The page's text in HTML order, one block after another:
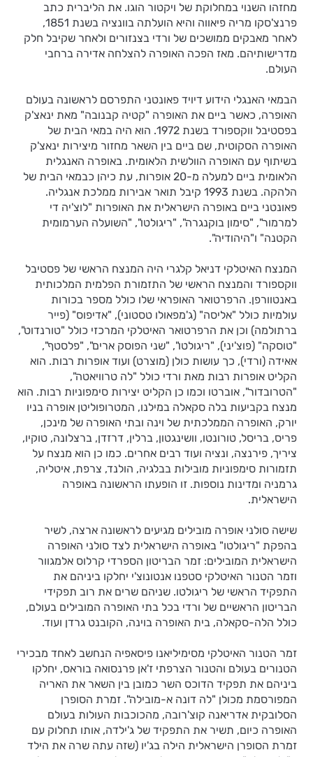
מחזהו השנוי במחלוקת של ויקטור הוגו. את הליברית כתב
פרנצ'סקו מריה פיאווה והיא הועלתה בוונציה בשנת 1851,
לאחר מאבקים ממושכים של ורדי בצנזורים ולאחר שקיבל חלק
מדרישותיהם. מאז הפכה האופרה להצלחה אדירה ברחבי
העולם.
הבמאי האנגלי הידוע דיויד פאונטני התפרסם לראשונה בעולם
האופרה, כאשר ביים את האופרה "קטיה קבנובה" מאת ינאצ'ק
בפסטיבל ווקספורד בשנת 1972. הוא היה במאי הבית של
האופרה הסקוטית, שם ביים בין השאר מחזור מיצירות ינאצ'ק
בשיתוף עם האופרה הוולשית הלאומית. באופרה האנגלית
הלאומית ביים למעלה מ-20 אופרות, עת כיהן כבמאי הבית של
הלהקה. בשנת 1993 קיבל תואר אבירות ממלכת אנגליה.
פאונטני ביים באופרה הישראלית את האופרות "לוצ'יה די
למרמור", "סימון בוקנגרה", "ריגולטו", "השועלה הערמומית
הקטנה" ו"היהודיה".
המנצח האיטלקי דניאל קלגרי היה המנצח הראשי של פסטיבל
ווקספורד והמנצח הראשי של התזמורת הפלמית המלכותית
באנטוורפן. הרפרטואר האופראי שלו כולל מספר בכורות
עולמיות כולל "אליסה" (ג'מפאולו טסטוני), "אדיפוס" (פייר
ברתולמה) וכן את הרפרטואר האיטלקי המרכזי כולל "טורנדוט",
"טוסקה" (פוצ'יני), "ריגולטו", "שני הפוסק ארים", "פלסטף",
אאידה (ורדי), כך עושות כולן (מוצרט) ועוד אופרות רבות. הוא
הקליט אופרות רבות מאת ורדי כולל "לה טרוויאטה",
"הטרובדור", אוברטו וכמו כן הקליט יצירות סימפוניות רבות. הוא
מנצח בקביעות בלה סקאלה במילנו, המטרופוליטן אופרה בניו
יורק, האופרה הממלכתית של וינה ובתי האופרה של מינכן,
פריס, בריסל, טורונטו, וושינגטון, ברלין, דרזדן, ברצלונה, טוקיו,
ציריך, פירנצה, ונציה ועוד רבים אחרים. כמו כן הוא מנצח על
תזמורות סימפוניות מובילות בבלגיה, הולנד, צרפת, איטליה,
גרמניה ומדינות נוספות. זו הופעתו הראשונה באופרה
הישראלית.
שישה סולני אופרה מובילים מגיעים לראשונה ארצה, לשיר
בהפקת "ריגולטו" באופרה הישראלית לצד סולני האופרה
הישראלית המובילים: זמר הבריטון הספרדי קרלוס אלמגוור
וזמר הטנור האיטלקי סטפנו אנטונוצ'י יחלקו ביניהם את
התפקיד הראשי של ריגולטו. שניהם שרים את רוב תפקידי
הבריטון הראשיים של ורדי בכל בתי האופרה המובילים בעולם,
כולל הלה-סקאלה, בית האופרה בוינה, הקובנט גרדן ועוד.
זמר הטנור האיטלקי מסימיליאנו פיסאפיה הנחשב לאחד מבכירי
הטנורים בעולם והטנור הצרפתי ז'אן פרנסואה בוראס, יחלקו
ביניהם את תפקיד הדוכס השר כמובן בין השאר את האריה
המפורסמת מכולן "לה דונה א-מובילה". זמרת הסופרן
הסלובקית אדריאנה קוצ'רובה, מהכוכבות העולות בעולם
האופרה כיום, תשיר את התפקיד של ג'ילדה, אותו תחלוק עם
זמרת הסופרן הישראלית הילה בג'יו (שזה עתה שרה את הילד